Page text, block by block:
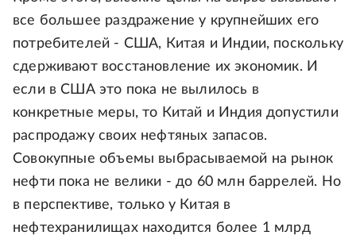
все большее раздражение у крупнейших его
потребителей - США, Китая и Индии, поскольку
сдерживают восстановление их экономик. И
если в США это пока не вылилось в
конкретные меры, то Китай и Индия допустили
распродажу своих нефтяных запасов.
Совокупные объемы выбрасываемой на рынок
нефти пока не велики - до 60 млн баррелей. Но
в перспективе, только у Китая в
нефтехранилищах находится более 1 млрд